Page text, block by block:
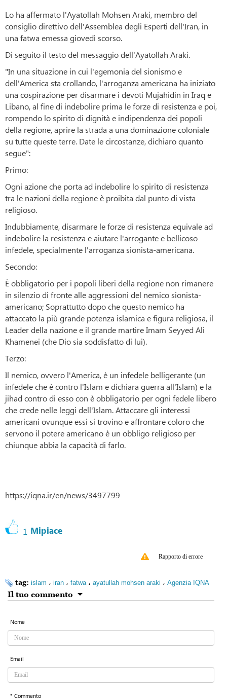
Lo ha affermato l'Ayatollah Mohsen Araki, membro del
consiglio direttivo dell'Assemblea degli Esperti dell'Iran, in
una fatwa emessa giovedì scorso.
Di seguito il testo del messaggio dell'Ayatollah Araki.
"In una situazione in cui l'egemonia del sionismo e
dell'America sta crollando, l'arroganza americana ha iniziato
una cospirazione per disarmare i devoti Mujahidin in Iraq e
Libano, al fine di indebolire prima le forze di resistenza e poi,
rompendo lo spirito di dignità e indipendenza dei popoli
della regione, aprire la strada a una dominazione coloniale
su tutte queste terre. Date le circostanze, dichiaro quanto
segue":
Primo:
Ogni azione che porta ad indebolire lo spirito di resistenza
tra le nazioni della regione è proibita dal punto di vista
religioso.
Indubbiamente, disarmare le forze di resistenza equivale ad
indebolire la resistenza e aiutare l'arrogante e bellicoso
infedele, specialmente l'arroganza sionista-americana.
Secondo:
È obbligatorio per i popoli liberi della regione non rimanere
in silenzio di fronte alle aggressioni del nemico sionista-
americano; Soprattutto dopo che questo nemico ha
attaccato la più grande potenza islamica e figura religiosa, il
Leader della nazione e il grande martire Imam Seyyed Ali
Khamenei (che Dio sia soddisfatto di lui).
Terzo:
Il nemico, ovvero l'America, è un infedele belligerante (un
infedele che è contro l'Islam e dichiara guerra all'Islam) e la
jihad contro di esso con è obbligatorio per ogni fedele libero
che crede nelle leggi dell'Islam. Attaccare gli interessi
americani ovunque essi si trovino e affrontare coloro che
servono il potere americano è un obbligo religioso per
chiunque abbia la capacità di farlo.
https://iqna.ir/en/news/3497799
1 Mipiace
Rapporto di errore
tag: islam ، iran ، fatwa ، ayatullah mohsen araki ، Agenzia IQNA
Il tuo commento
Nome
Email
* Commento